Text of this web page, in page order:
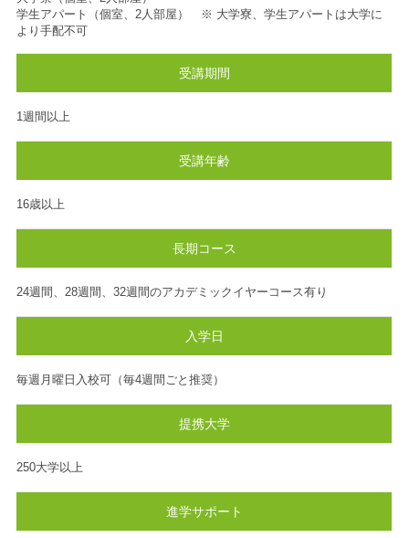
学生アパート（個室、2人部屋） ※ 大学寮、学生アパートは大学に
より手配不可
受講期間
1週間以上
受講年齢
16歳以上
長期コース
24週間、28週間、32週間のアカデミックイヤーコース有り
入学日
毎週月曜日入校可（毎4週間ごと推奨）
提携大学
250大学以上
進学サポート